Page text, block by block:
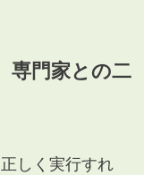
専門家との二
しく実行すれ